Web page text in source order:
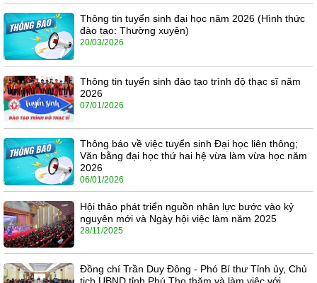
Thông tin tuyển sinh đại học năm 2026 (Hình thức
đào tạo: Thường xuyên)
20/03/2026
Thông tin tuyển sinh đào tạo trình độ thạc sĩ năm
2026
07/01/2026
Thông báo về việc tuyển sinh Đại học liên thông;
Văn bằng đại học thứ hai hệ vừa làm vừa học năm
2026
06/01/2026
Hội thảo phát triển nguồn nhân lực bước vào kỷ
nguyên mới và Ngày hội việc làm năm 2025
28/11/2025
Đồng chí Trần Duy Đông - Phó Bí thư Tỉnh ủy, Chủ
tịch UBND tỉnh Phú Thọ thăm và làm việc với